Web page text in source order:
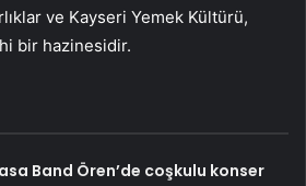
ve Kayseri Yemek Kültürü,
bir hazinesidir.
Band Ören’de coşkulu konser